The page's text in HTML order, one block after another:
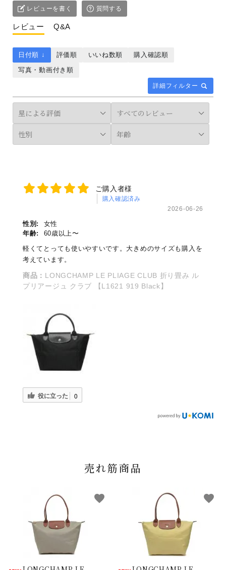
レビューを書く 質問する
レビュー Q&A
詳細フィルター
日付順 ↓ 評価順 いいね数順
購入確認順
写真・動画付き順
ご購入者様
購入確認済み
2026-06-26
性別:
女性
年齢:
60歳以上〜
軽くてとっても使いやすいです。大きめのサイズも購入を
考えています。
商品： LONGCHAMP LE PLIAGE CLUB 折り畳み ル
プリアージュ クラブ 【L1621 919 Black】
役に立った 0
売れ筋商品
favorite favorite